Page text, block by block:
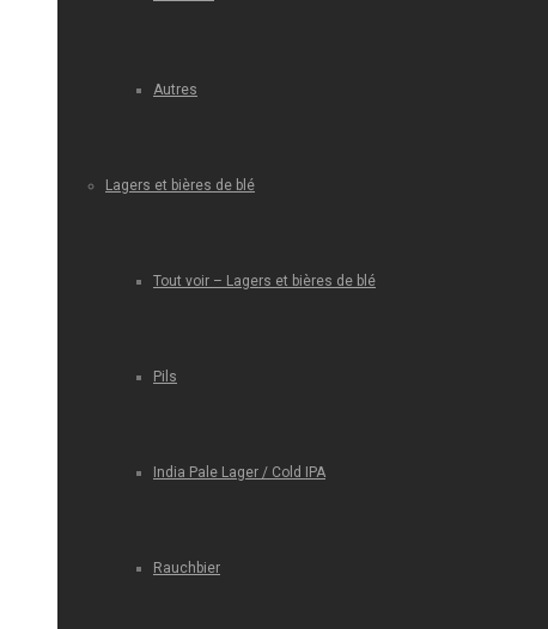
Autres
Lagers et bières de blé
Tout voir – Lagers et bières de blé
Pils
India Pale Lager / Cold IPA
Rauchbier